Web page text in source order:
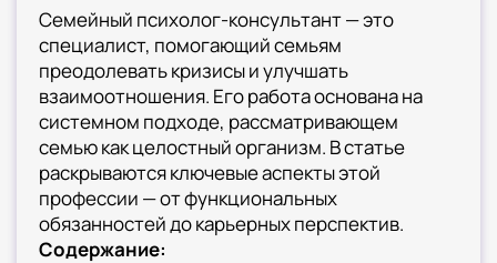
Семейный психолог-консультант — это
специалист, помогающий семьям
преодолевать кризисы и улучшать
взаимоотношения. Его работа основана на
системном подходе, рассматривающем
семью как целостный организм. В статье
раскрываются ключевые аспекты этой
профессии — от функциональных
обязанностей до карьерных перспектив.
Содержание: